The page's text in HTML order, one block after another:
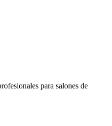
para salones de